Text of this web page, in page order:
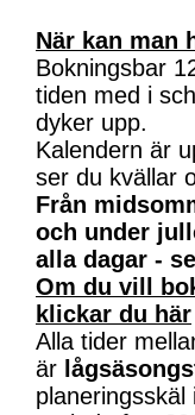
När kan man
Bokningsbar
tiden med i
dyker upp.
Kalendern är
ser du kvällar
Från
och under
alla dagar -
Om du vill
klickar du här
Alla tider
är